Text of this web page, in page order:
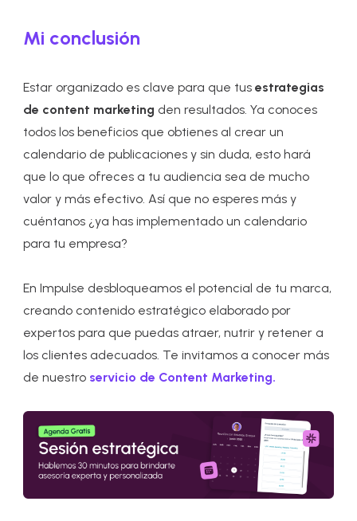
Mi conclusión
Estar organizado es clave para que tusestrategias
de content marketing den resultados. Ya conoces
todos los beneficios que obtienes al crear un
calendario de publicaciones y sin duda, esto hará
que lo que ofreces a tu audiencia sea de mucho
valor y más efectivo. Así que no esperes más y
cuéntanos ¿ya has implementado un calendario
para tu empresa?
En Impulse desbloqueamos el potencial de tu marca,
creando contenido estratégico elaborado por
expertos para que puedas atraer, nutrir y retener a
los clientes adecuados. Te invitamos a conocer más
de nuestro servicio de Content Marketing.